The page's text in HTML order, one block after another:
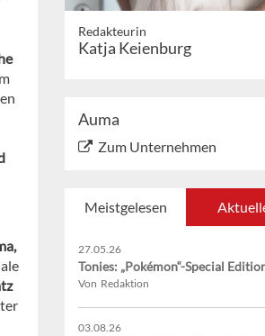
Redakteurin
Katja Keienburg
Auma
Zum Unternehmen
Meistgelesen
27.05.26
Tonies: „Pokémon“-Special
Von Redaktion
03.08.26